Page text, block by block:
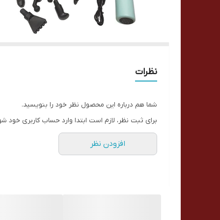
نظرات
شما هم درباره این محصول نظر خود را بنویسید.
برای ثبت نظر، لازم است ابتدا وارد حساب کاربری خود
افزودن نظر